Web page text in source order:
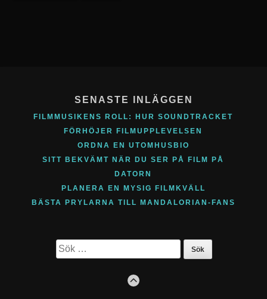
SENASTE INLÄGGEN
FILMMUSIKENS ROLL: HUR SOUNDTRACKET
FÖRHÖJER FILMUPPLEVELSEN
ORDNA EN UTOMHUSBIO
SITT BEKVÄMT NÄR DU SER PÅ FILM PÅ
DATORN
PLANERA EN MYSIG FILMKVÄLL
BÄSTA PRYLARNA TILL MANDALORIAN-FANS
Sök
efter:
GO